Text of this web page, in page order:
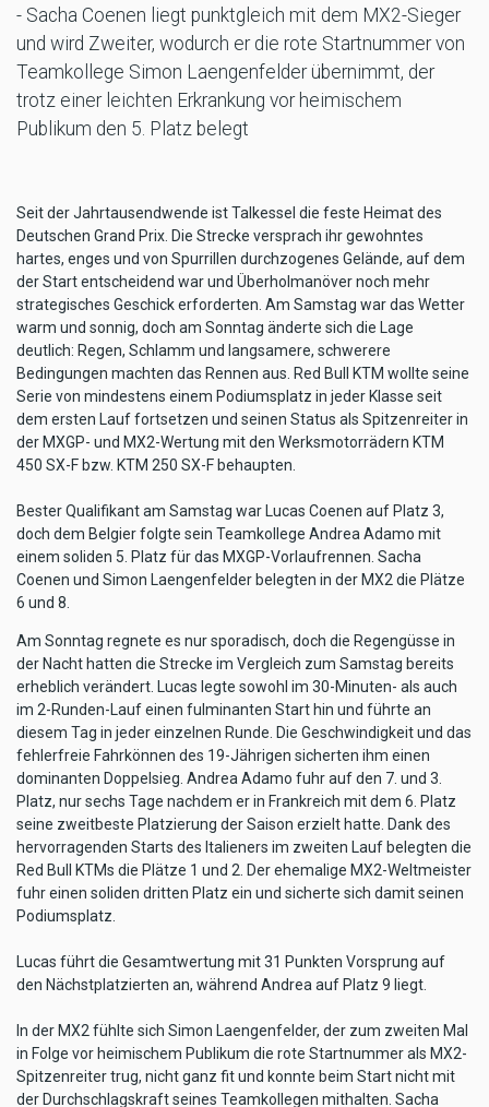
- Sacha Coenen liegt punktgleich mit dem MX2-Sieger
und wird Zweiter, wodurch er die rote Startnummer von
Teamkollege Simon Laengenfelder übernimmt, der
trotz einer leichten Erkrankung vor heimischem
Publikum den 5. Platz belegt
Seit der Jahrtausendwende ist Talkessel die feste Heimat des
Deutschen Grand Prix. Die Strecke versprach ihr gewohntes
hartes, enges und von Spurrillen durchzogenes Gelände, auf dem
der Start entscheidend war und Überholmanöver noch mehr
strategisches Geschick erforderten. Am Samstag war das Wetter
warm und sonnig, doch am Sonntag änderte sich die Lage
deutlich: Regen, Schlamm und langsamere, schwerere
Bedingungen machten das Rennen aus. Red Bull KTM wollte seine
Serie von mindestens einem Podiumsplatz in jeder Klasse seit
dem ersten Lauf fortsetzen und seinen Status als Spitzenreiter in
der MXGP- und MX2-Wertung mit den Werksmotorrädern KTM
450 SX-F bzw. KTM 250 SX-F behaupten.
Bester Qualifikant am Samstag war Lucas Coenen auf Platz 3,
doch dem Belgier folgte sein Teamkollege Andrea Adamo mit
einem soliden 5. Platz für das MXGP-Vorlaufrennen. Sacha
Coenen und Simon Laengenfelder belegten in der MX2 die Plätze
6 und 8.
Am Sonntag regnete es nur sporadisch, doch die Regengüsse in
der Nacht hatten die Strecke im Vergleich zum Samstag bereits
erheblich verändert. Lucas legte sowohl im 30-Minuten- als auch
im 2-Runden-Lauf einen fulminanten Start hin und führte an
diesem Tag in jeder einzelnen Runde. Die Geschwindigkeit und das
fehlerfreie Fahrkönnen des 19-Jährigen sicherten ihm einen
dominanten Doppelsieg. Andrea Adamo fuhr auf den 7. und 3.
Platz, nur sechs Tage nachdem er in Frankreich mit dem 6. Platz
seine zweitbeste Platzierung der Saison erzielt hatte. Dank des
hervorragenden Starts des Italieners im zweiten Lauf belegten die
Red Bull KTMs die Plätze 1 und 2. Der ehemalige MX2-Weltmeister
fuhr einen soliden dritten Platz ein und sicherte sich damit seinen
Podiumsplatz.
Lucas führt die Gesamtwertung mit 31 Punkten Vorsprung auf
den Nächstplatzierten an, während Andrea auf Platz 9 liegt.
In der MX2 fühlte sich Simon Laengenfelder, der zum zweiten Mal
in Folge vor heimischem Publikum die rote Startnummer als MX2-
Spitzenreiter trug, nicht ganz fit und konnte beim Start nicht mit
der Durchschlagskraft seines Teamkollegen mithalten. Sacha